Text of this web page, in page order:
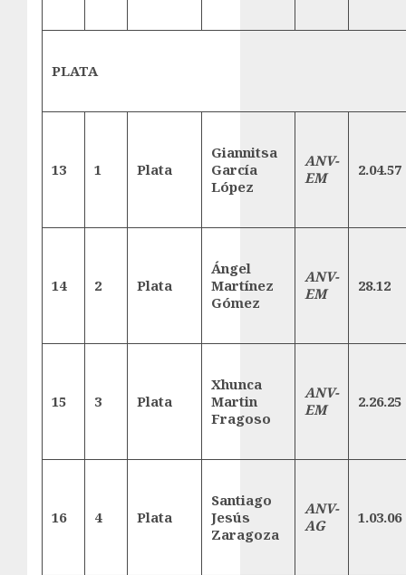
PLATA
13 1 Plata
Giannitsa
García
López
ANV-
EM
2.04.57
14 2 Plata
Ángel
Martínez
Gómez
ANV-
EM
28.12
15 3 Plata
Xhunca
Martin
Fragoso
ANV-
EM
2.26.25
16 4 Plata
Santiago
Jesús
Zaragoza
ANV-
AG
1.03.06